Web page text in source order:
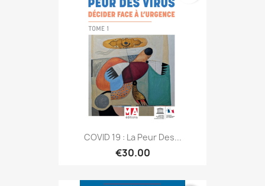
COVID 19 : La Peur Des...
€30.00